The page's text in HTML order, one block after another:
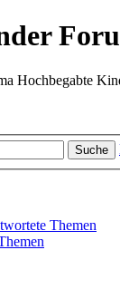
Hochbegabte
Suche
Themen